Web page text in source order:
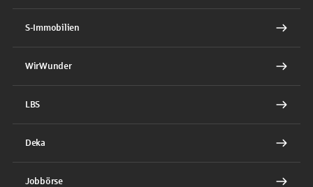
S-Immobilien
WirWunder
LBS
Deka
Jobbörse